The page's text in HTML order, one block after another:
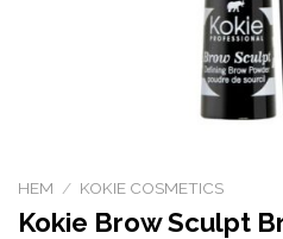
HEM / KOKIE COSMETICS
Kokie Brow Sculpt